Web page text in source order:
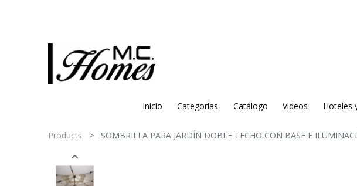
Inicio Categorías Catálogo Videos Hoteles
Products SOMBRILLA PARA JARDÍN DOBLE TECHO CON BASE E